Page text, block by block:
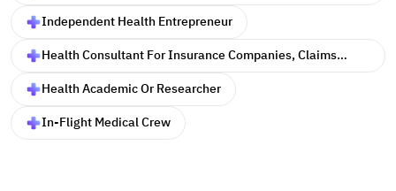
Independent Health Entrepreneur
Health Consultant For Insurance Companies, Claims
Health Academic Or Researcher
In-Flight Medical Crew